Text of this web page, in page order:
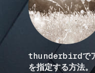
thunderbirdでア
を指定する方法。